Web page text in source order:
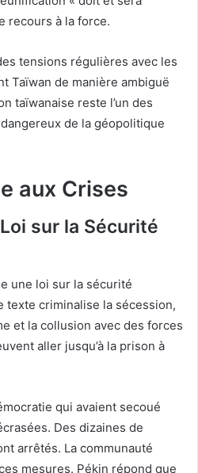
recours à la force.
tensions régulières avec les
Taïwan de manière ambiguë
taïwanaise reste l’un des
de la géopolitique
aux Crises
sur la Sécurité
une loi sur la sécurité
texte criminalise la sécession,
et la collusion avec des forces
aller jusqu’à la prison à
qui avaient secoué
Des dizaines de
arrêtés. La communauté
mesures. Pékin répond que